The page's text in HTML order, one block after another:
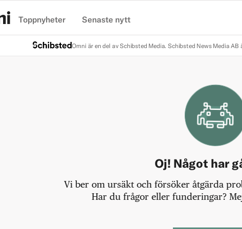
Toppnyheter Senaste nytt
Omni är en del av Schibsted Media. Schibsted News Media
Oj! Något har
Vi ber om ursäkt och försöker åtgärda
Har du frågor eller funderingar?